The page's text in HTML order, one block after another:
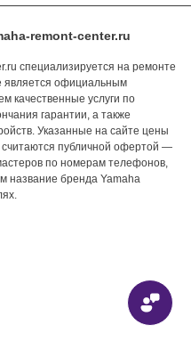
remont-center.ru
специализируется на ремонте
является официальным
качественные услуги по
гарантии, а также
Указанные на сайте цены
публичной офертой —
по номерам телефонов,
название бренда Yamaha